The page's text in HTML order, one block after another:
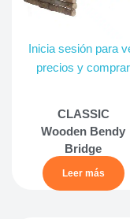
Inicia sesión para
precios y comprar
CLASSIC
Wooden Bendy
Bridge
Leer más